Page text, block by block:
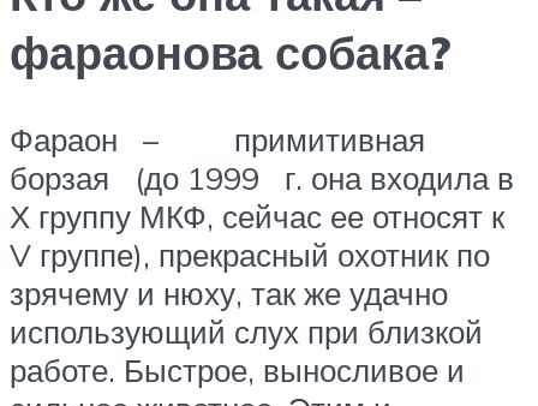
фараонова собака?
Фараон – примитивная
борзая (до 1999 г. она входила в
Х группу МКФ, сейчас ее относят к
V группе), прекрасный охотник по
зрячему и нюху, так же удачно
использующий слух при близкой
работе. Быстрое, выносливое и